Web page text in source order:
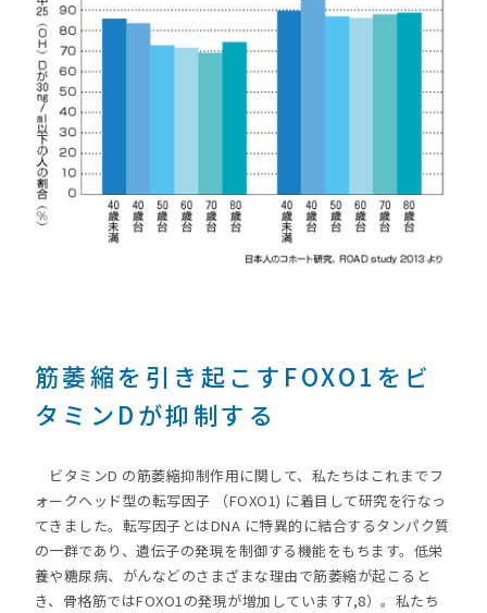
筋萎縮を引き起こすFOXO1をビ
タミンDが抑制する
ビタミンD の筋萎縮抑制作用に関して、私たちはこれまでフ
ォークヘッド型の転写因子 （FOXO1) に着目して研究を行なっ
てきました。転写因子とはDNA に特異的に結合するタンパク質
の一群であり、遺伝子の発現を制御する機能をもちます。低栄
養や糖尿病、がんなどのさまざまな理由で筋萎縮が起こると
き、骨格筋ではFOXO1の発現が増加しています7,8）。私たち